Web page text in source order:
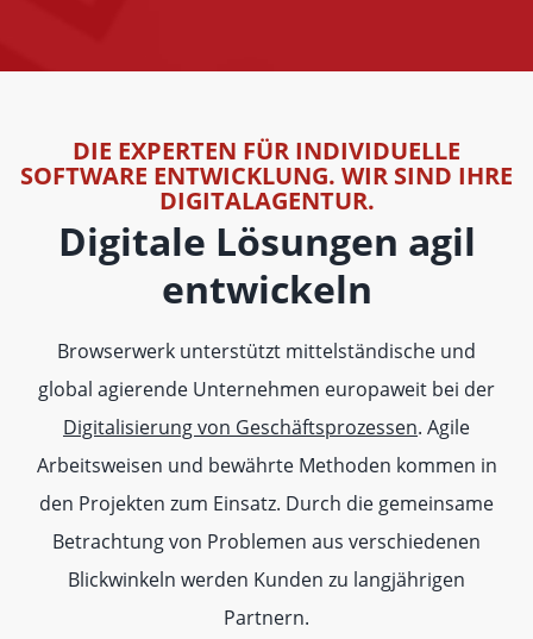
DIE EXPERTEN FÜR INDIVIDUELLE
SOFTWARE ENTWICKLUNG. WIR SIND IHRE
DIGITALAGENTUR.
Digitale Lösungen agil
entwickeln
Browserwerk unterstützt mittelständische und
global agierende Unternehmen europaweit bei der
Digitalisierung von Geschäftsprozessen. Agile
Arbeitsweisen und bewährte Methoden kommen in
den Projekten zum Einsatz. Durch die gemeinsame
Betrachtung von Problemen aus verschiedenen
Blickwinkeln werden Kunden zu langjährigen
Partnern.